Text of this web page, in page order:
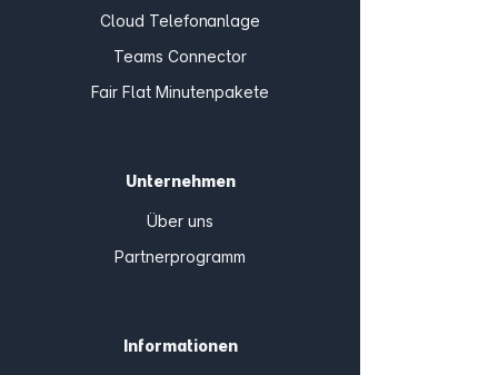
Cloud Telefonanlage
Teams Connector
Fair Flat Minutenpakete
Unternehmen
Über uns
Partnerprogramm
Informationen